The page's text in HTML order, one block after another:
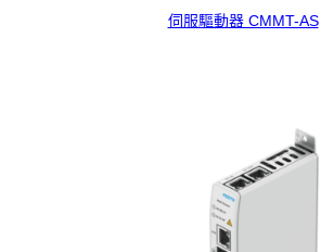
伺服驅動器 CMMT-AS